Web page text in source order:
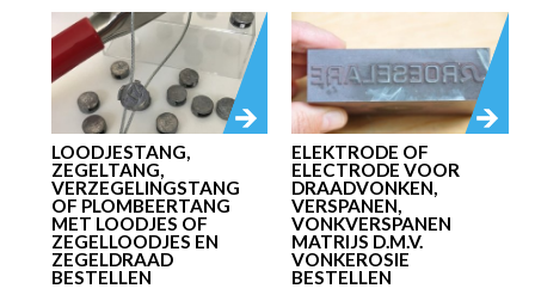
LOODJESTANG,
ZEGELTANG,
VERZEGELINGSTANG
OF PLOMBEERTANG
MET LOODJES OF
ZEGELLOODJES EN
ZEGELDRAAD
BESTELLEN
ELEKTRODE OF
ELECTRODE VOOR
DRAADVONKEN,
VERSPANEN,
VONKVERSPANEN
MATRIJS D.M.V.
VONKEROSIE
BESTELLEN